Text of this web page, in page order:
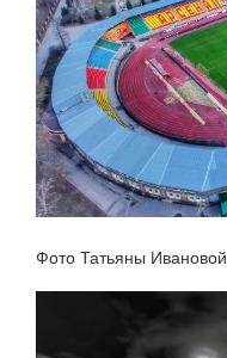
Фото Татьяны Ивановой